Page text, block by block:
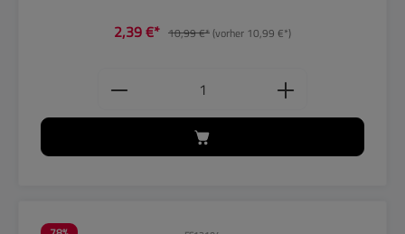
2,39 €* 10,99 €*(vorher 10,99 €*)
Produkt Anzahl: Gib den